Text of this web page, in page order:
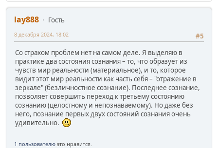
lay888
Гость
#5
8 декабря 2024, 18:02
Со страхом проблем нет на самом деле. Я выделяю в
практике два состояния сознания – то, что образует из
чувств мир реальности (материальное), и то, которое
видит этот мир реальности как часть себя – "отражение в
зеркале" (безличностное сознание). Последнее сознание,
позволяет совершить переход к третьему состоянию
сознанию (целостному и непознаваемому). Но даже без
него, познание первых двух состояний сознания очень
удивительно.
1 пользователю это нравится.